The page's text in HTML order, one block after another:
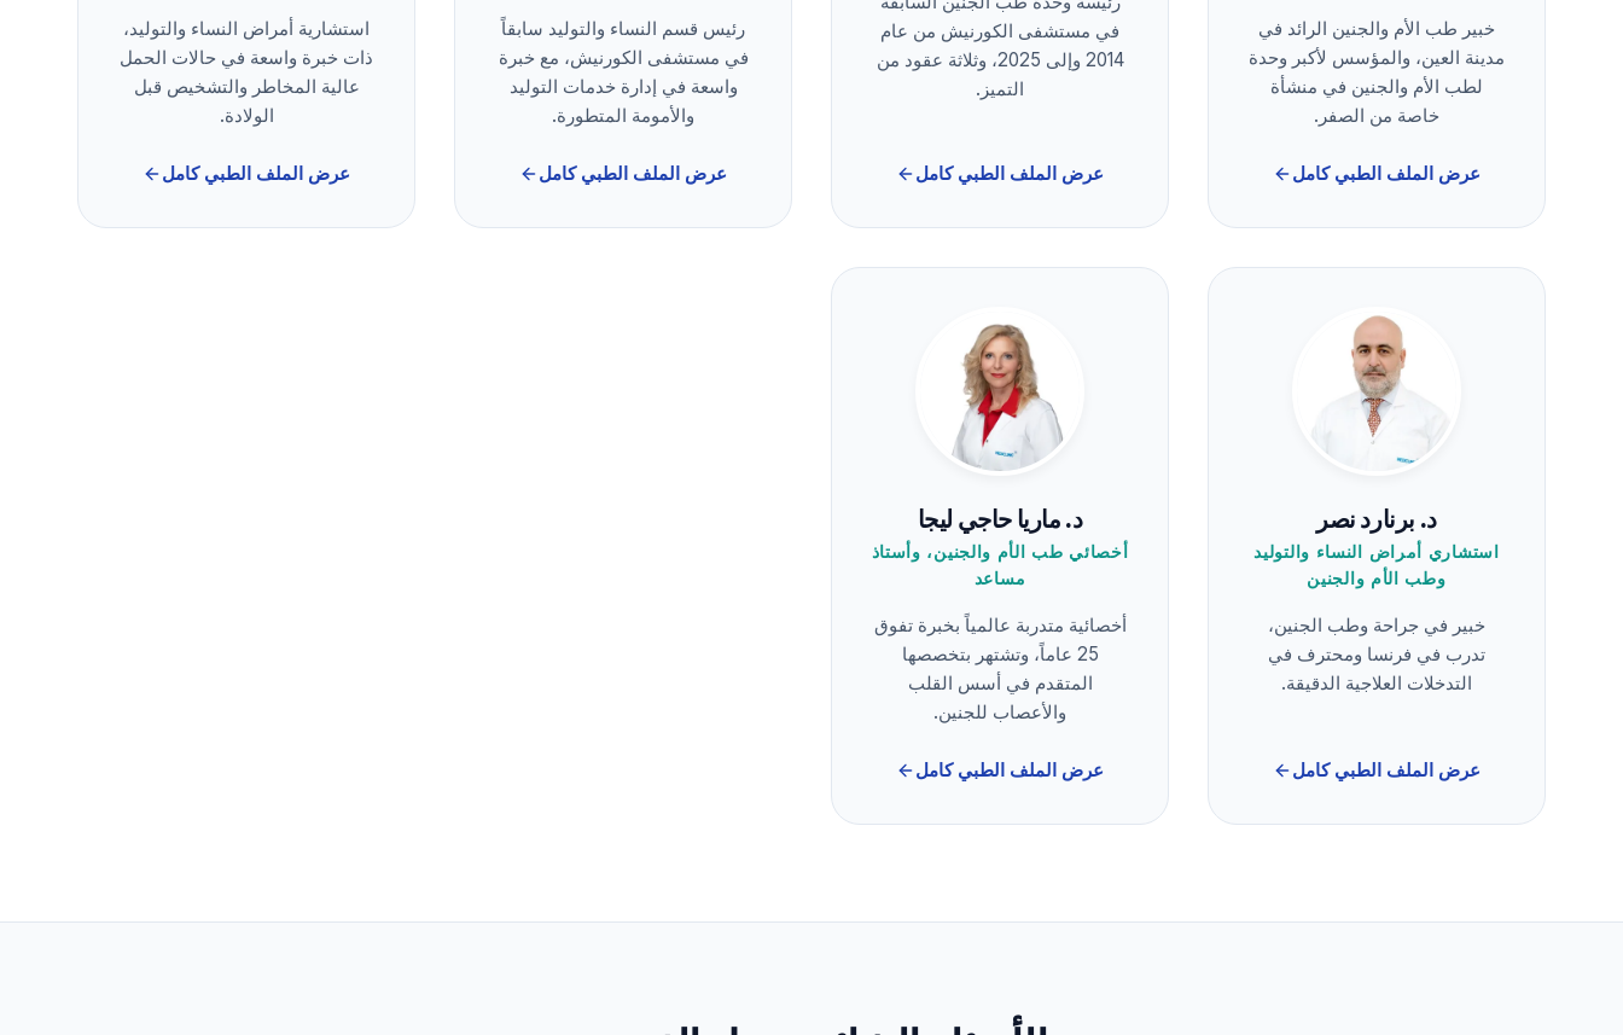
خبير طب الأم والجنين الرائد في
مدينة العين، والمؤسس لأكبر وحدة
لطب الأم والجنين في منشأة
خاصة من الصفر.
عرض الملف الطبي كامل
في مستشفى الكورنيش من عام
2014 وإلى 2025، وثلاثة عقود من
التميز.
عرض الملف الطبي كامل
رئيس قسم النساء والتوليد سابقاً
في مستشفى الكورنيش، مع خبرة
واسعة في إدارة خدمات التوليد
والأمومة المتطورة.
عرض الملف الطبي كامل
استشارية أمراض النساء والتوليد،
ذات خبرة واسعة في حالات الحمل
عالية المخاطر والتشخيص قبل
الولادة.
عرض الملف الطبي كامل
د. برنارد نصر
استشاري أمراض النساء والتوليد
وطب الأم والجنين
خبير في جراحة وطب الجنين،
تدرب في فرنسا ومحترف في
التدخلات العلاجية الدقيقة.
عرض الملف الطبي كامل
د. ماريا حاجي ليجا
أخصائي طب الأم والجنين، وأستاذ
مساعد
أخصائية متدربة عالمياً بخبرة تفوق
25 عاماً، وتشتهر بتخصصها
المتقدم في أسس القلب
والأعصاب للجنين.
عرض الملف الطبي كامل